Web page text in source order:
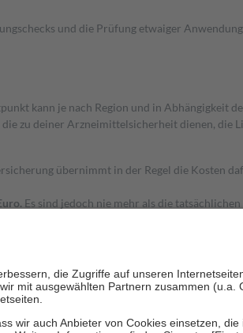
und die Prüfung etwaiger
kann je nach Region und in Abhängigkeit
zu deiner Arzneimittelsicherheit dienen, die
übernimmt in der Regel die Kosten
Es sind jedoch nie mehr als die
Zuzahlungen an bei: